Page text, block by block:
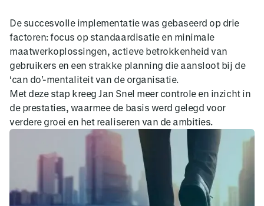
De succesvolle implementatie was gebaseerd op drie
factoren: focus op standaardisatie en minimale
maatwerkoplossingen, actieve betrokkenheid van
gebruikers en een strakke planning die aansloot bij de
‘can do’-mentaliteit van de organisatie.
Met deze stap kreeg Jan Snel meer controle en inzicht in
de prestaties, waarmee de basis werd gelegd voor
verdere groei en het realiseren van de ambities.